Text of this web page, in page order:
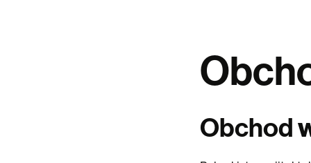
Obchod